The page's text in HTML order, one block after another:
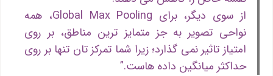
از سوی دیگر، برای Global Max Pooling، همه
نواحی تصویر به جز متمایز ترین مناطق، بر روی
امتیاز تاثیر نمی گذارد؛ زیرا شما تمرکز تان تنها بر روی
حداکثر میانگین داده هاست.”